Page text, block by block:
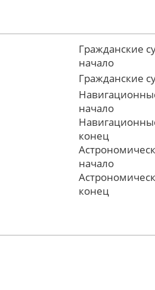
Гражданские
начало
Гражданские
начало
конец
начало
конец